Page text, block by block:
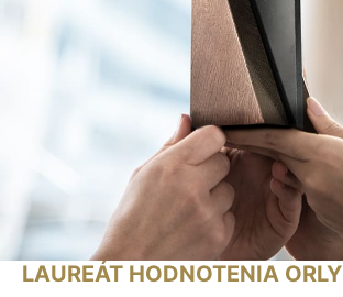
LAUREÁT HODNOTENIA ORLY